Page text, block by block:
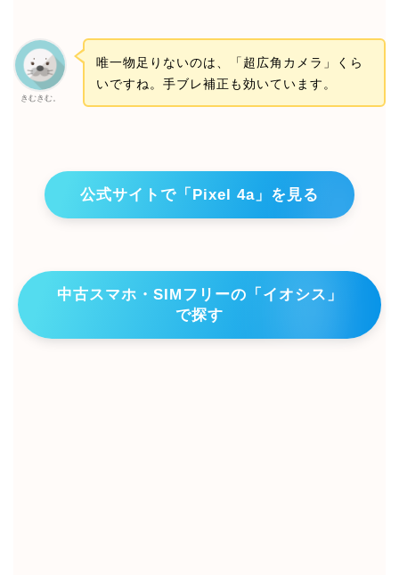
きむきむ。
唯一物足りないのは、「超広角カメラ」くら
いですね。手ブレ補正も効いています。
公式サイトで「Pixel 4a」を見る
中古スマホ・SIMフリーの「イオシス」
で探す